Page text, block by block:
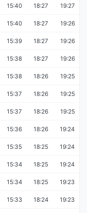
15:40 18:27 19:27
15:40 18:27 19:26
15:39 18:27 19:26
15:38 18:27 19:26
15:38 18:26 19:25
15:37 18:26 19:25
15:37 18:26 19:25
15:36 18:26 19:24
15:35 18:25 19:24
15:34 18:25 19:24
15:34 18:25 19:23
15:33 18:24 19:23